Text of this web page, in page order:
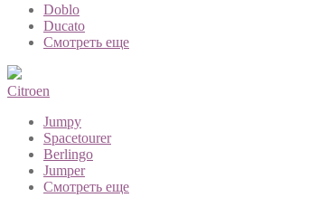
Doblo
Ducato
Смотреть еще
Citroen
Jumpy
Spacetourer
Berlingo
Jumper
Смотреть еще